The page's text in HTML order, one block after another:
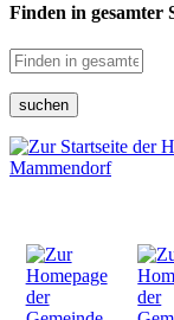
Finden in gesamter
suchen